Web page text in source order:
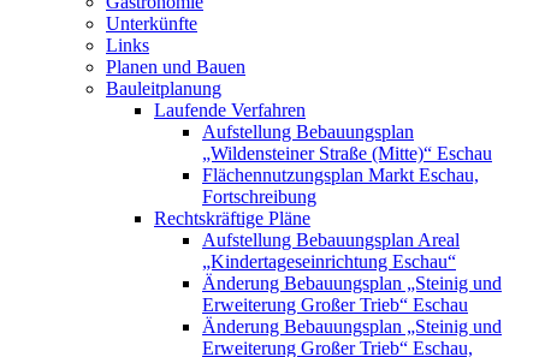
Unterkünfte
Links
Planen und Bauen
Bauleitplanung
Laufende Verfahren
Aufstellung Bebauungsplan
„Wildensteiner Straße (Mitte)“ Eschau
Flächennutzungsplan Markt Eschau,
Fortschreibung
Rechtskräftige Pläne
Aufstellung Bebauungsplan Areal
„Kindertageseinrichtung Eschau“
Änderung Bebauungsplan „Steinig und
Erweiterung Großer Trieb“ Eschau
Änderung Bebauungsplan „Steinig und
Erweiterung Großer Trieb“ Eschau,